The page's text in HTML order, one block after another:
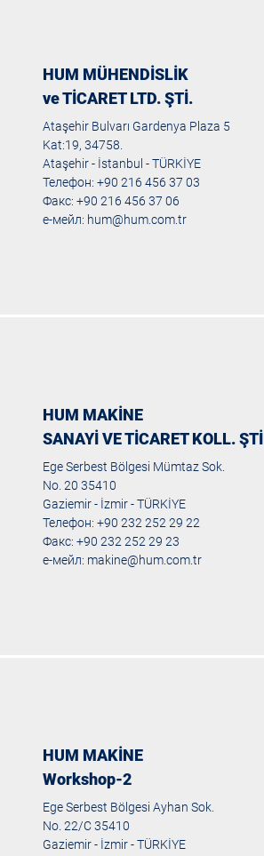
HUM MÜHENDİSLİK
ve TİCARET LTD. ŞTİ.
Ataşehir Bulvarı Gardenya Plaza 5
Kat:19, 34758.
Ataşehir - İstanbul - TÜRKİYE
Телефон: +90 216 456 37 03
Факс: +90 216 456 37 06
е-мейл: hum@hum.com.tr
HUM MAKİNE
SANAYİ VE TİCARET KOLL. ŞTİ
Ege Serbest Bölgesi Mümtaz Sok.
No. 20 35410
Gaziemir - İzmir - TÜRKİYE
Телефон: +90 232 252 29 22
Факс: +90 232 252 29 23
е-мейл: makine@hum.com.tr
HUM MAKİNE
Workshop-2
Ege Serbest Bölgesi Ayhan Sok.
No. 22/C 35410
Gaziemir - İzmir - TÜRKİYE